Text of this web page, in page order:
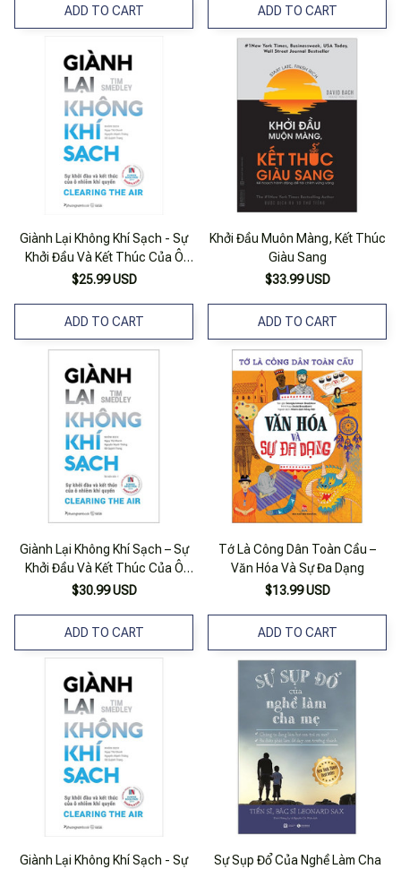
ADD TO CART ADD TO CART
Giành Lại Không Khí Sạch - Sự
Khởi Đầu Và Kết Thúc Của Ô
Nhiễm Khí Quyển
$25.99 USD
ADD TO CART
Khởi Đầu Muôn Màng, Kết Thúc
Giàu Sang
$33.99 USD
ADD TO CART
Giành Lại Không Khí Sạch – Sự
Khởi Đầu Và Kết Thúc Của Ô
Nhiễm Khí Quyển (Tái Bản)
$30.99 USD
ADD TO CART
Tớ Là Công Dân Toàn Cầu –
Văn Hóa Và Sự Đa Dạng
$13.99 USD
ADD TO CART
Giành Lại Không Khí Sạch - Sự
Sự Sụp Đổ Của Nghề Làm Cha